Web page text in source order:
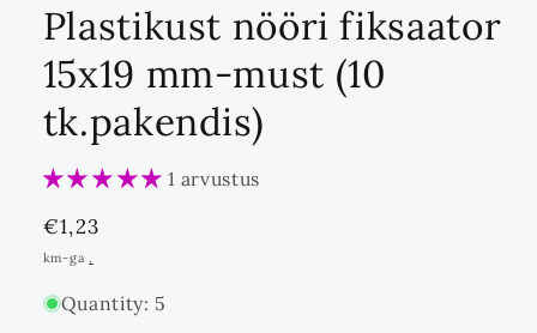
Plastikust nööri fiksaator
15x19 mm-must (10
tk.pakendis)
1 arvustus
Standards
hind
€1,23
km-ga.
Quantity: 5